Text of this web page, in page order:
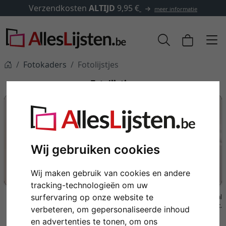
Wij gebruiken cookies
Wij maken gebruik van cookies en andere
tracking-technologieën om uw
surfervaring op onze website te
verbeteren, om gepersonaliseerde inhoud
en advertenties te tonen, om ons
9,95 € meer informatie ✓500.000
Fotokaders Fotolijstjes
Fotolijstjes
FOTOLIJSTJES
Kleinere formaten om neer te zetten en op te hangen.
Een overzicht van alle in de video getoonde fotolijsten vindt u helemaal
onderaan de tekst.